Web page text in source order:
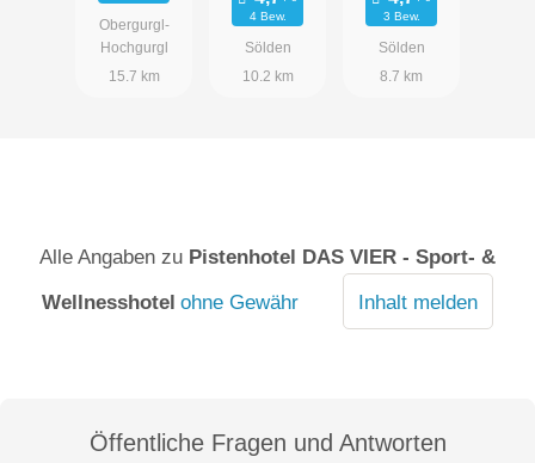
Obergurgl-
Hochgurgl
15.7 km
4 Bew.
Sölden
10.2 km
3 Bew.
Sölden
8.7 km
Alle Angaben zu Pistenhotel DAS VIER - Sport- &
Wellnesshotel ohne Gewähr Inhalt melden
Öffentliche Fragen und Antworten